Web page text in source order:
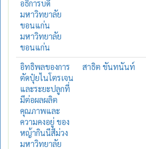
อธิการบดี
มหาวิทยาลัย
ขอนแก่น
มหาวิทยาลัย
ขอนแก่น
อิทธิพลของการ
ตัดปุ๋ยไนโตรเจน
และระยะปลูกที่
มีต่อผลผลิต
คุณภาพและ
ความคงอยู่ ของ
หญ้ากินนีสีม่วง
มหาวิทยาลัย
สาธิต ขันทนันท์